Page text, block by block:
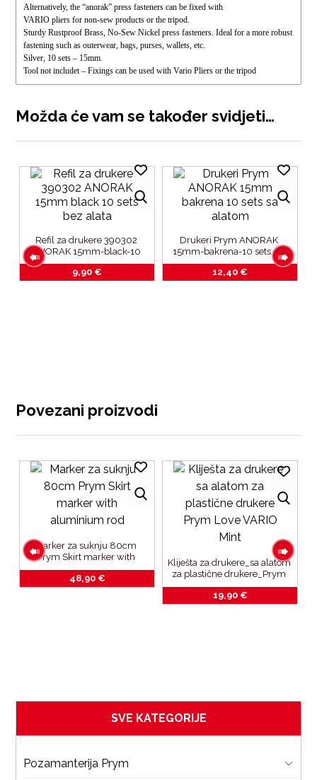
Alternatively, the “anorak” press fasteners can be fixed with
VARIO pliers for non-sew products or the tripod.
Sturdy Rustproof Brass, No-Sew Nickel press fasteners.Ideal for a more robust
fastening such as outerwear, bags, purses, wallets, etc.
Silver, 10 sets – 15mm.
Tool not includet – Fixings can be used with Vario Pliers or the tripod
Možda će vam se također svidjeti…
Refil za drukere 390302
ANORAK 15mm-black-10
sets_bez alata
9,90 €
Drukeri Prym ANORAK
15mm-bakrena-10 sets_sa
alatom
12,40 €
Povezani proizvodi
Marker za suknju 80cm
Prym Skirt marker with
aluminium rod
48,90 €
Kliješta za drukere_sa alatom
za plastične drukere_Prym
Love VARIO Mint
19,90 €
SVE KATEGORIJE
Pozamanterija Prym